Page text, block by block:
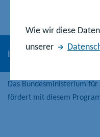
Wie wir diese
unserer
Kultur macht stark –
Das Bundesministerium
fördert mit diesem